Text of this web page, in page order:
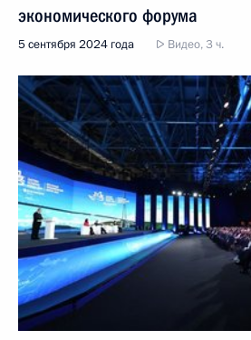
экономического форума
5 сентября 2024 года Видео, 3 ч.